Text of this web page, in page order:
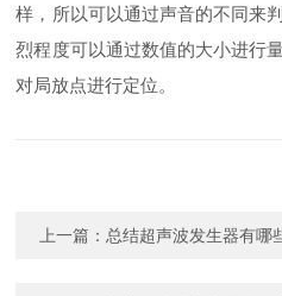
样，所以可以通过声音的不同来
烈程度可以通过数值的大小进行
对局放点进行定位。
上一篇： 总结超声波发生器有哪